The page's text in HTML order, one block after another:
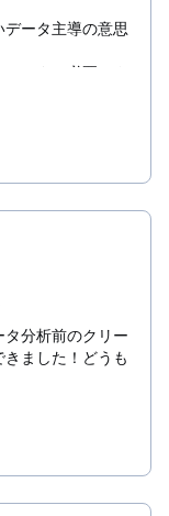
ータ主導の意思
ークで必要とさ
的で役に立ちま
分析前のクリー
ました！どうも